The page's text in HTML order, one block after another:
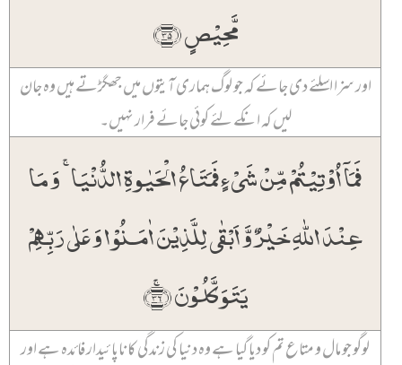
مَّحِیۡصٍ ﴿۳۵﴾
اور سزا اسلئے دی جائے کہ جو لوگ ہماری آیتوں میں جھگڑتے ہیں وہ جان
لیں کہ انکے لئے کوئی جائے فرار نہیں۔
فَمَاۤ اُوۡتِیۡتُمۡ مِّنۡ شَیۡءٍ فَمَتَاعُ الۡحَیٰوۃِ الدُّنۡیَا ۚ وَ مَا
عِنۡدَ اللّٰہِ خَیۡرٌ وَّ اَبۡقٰی لِلَّذِیۡنَ اٰمَنُوۡا وَ عَلٰی رَبِّہِمۡ
یَتَوَکَّلُوۡنَ ﴿ۚ۳۶﴾
لوگو جو مال و متاع تم کو دیا گیا ہے وہ دنیا کی زندگی کا ناپائیدار فائدہ ہے اور